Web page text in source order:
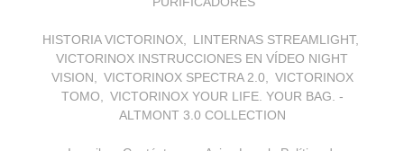
HISTORIA VICTORINOX
LINTERNAS STREAMLIGHT
VICTORINOX INSTRUCCIONES EN VÍDEO NIGHT
VISION
VICTORINOX SPECTRA 2.0
VICTORINOX
TOMO
VICTORINOX YOUR LIFE. YOUR BAG. -
ALTMONT 3.0 COLLECTION